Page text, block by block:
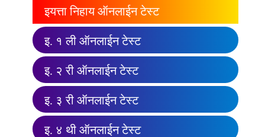
इयत्ता निहाय ऑनलाईन टेस्ट
इ. १ ली ऑनलाईन टेस्ट
इ. २ री ऑनलाईन टेस्ट
इ. ३ री ऑनलाईन टेस्ट
इ. ४ थी ऑनलाईन टेस्ट